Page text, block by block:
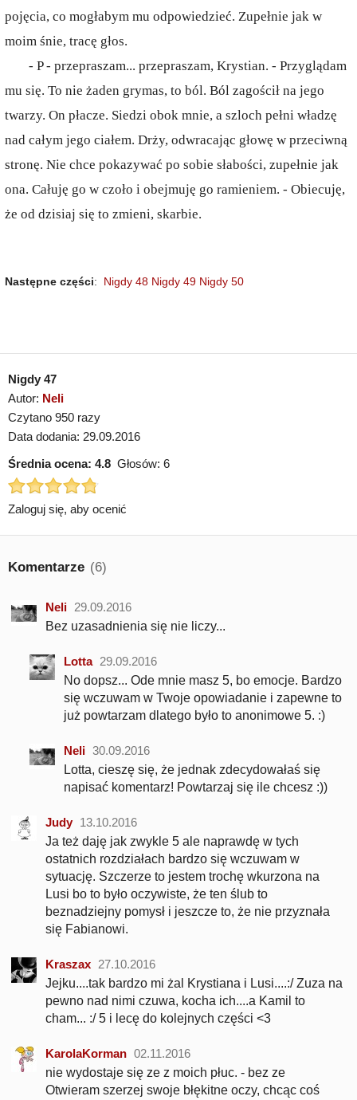
pojęcia, co mogłabym mu odpowiedzieć. Zupełnie jak w
moim śnie, tracę głos.
- P - przepraszam... przepraszam, Krystian. - Przyglądam
mu się. To nie żaden grymas, to ból. Ból zagościł na jego
twarzy. On płacze. Siedzi obok mnie, a szloch pełni władzę
nad całym jego ciałem. Drży, odwracając głowę w przeciwną
stronę. Nie chce pokazywać po sobie słabości, zupełnie jak
ona. Całuję go w czoło i obejmuję go ramieniem. - Obiecuję,
że od dzisiaj się to zmieni, skarbie.
Następne części: Nigdy 48 Nigdy 49 Nigdy 50
Nigdy 47
Autor: Neli
Czytano 950 razy
Data dodania: 29.09.2016
Średnia ocena: 4.8 Głosów: 6
Zaloguj się, aby ocenić
Komentarze (6)
Neli 29.09.2016
Bez uzasadnienia się nie liczy...
Lotta 29.09.2016
No dopsz... Ode mnie masz 5, bo emocje. Bardzo
się wczuwam w Twoje opowiadanie i zapewne to
już powtarzam dlatego było to anonimowe 5. :)
Neli 30.09.2016
Lotta, cieszę się, że jednak zdecydowałaś się
napisać komentarz! Powtarzaj się ile chcesz :))
Judy 13.10.2016
Ja też daję jak zwykle 5 ale naprawdę w tych
ostatnich rozdziałach bardzo się wczuwam w
sytuację. Szczerze to jestem trochę wkurzona na
Lusi bo to było oczywiste, że ten ślub to
beznadziejny pomysł i jeszcze to, że nie przyznała
się Fabianowi.
Kraszax 27.10.2016
Jejku....tak bardzo mi żal Krystiana i Lusi....:/ Zuza na
pewno nad nimi czuwa, kocha ich....a Kamil to
cham... :/ 5 i lecę do kolejnych części <3
KarolaKorman 02.11.2016
nie wydostaje się ze z moich płuc. - bez ze
Otwieram szerzej swoje błękitne oczy, chcąc coś